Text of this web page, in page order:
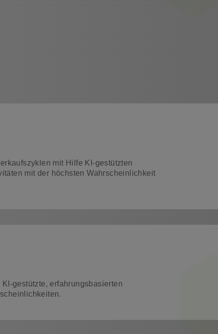
mit Hilfe KI-gestützten
mit der höchsten Wahrscheinlichkeit
gestützte, erfahrungsbasierten